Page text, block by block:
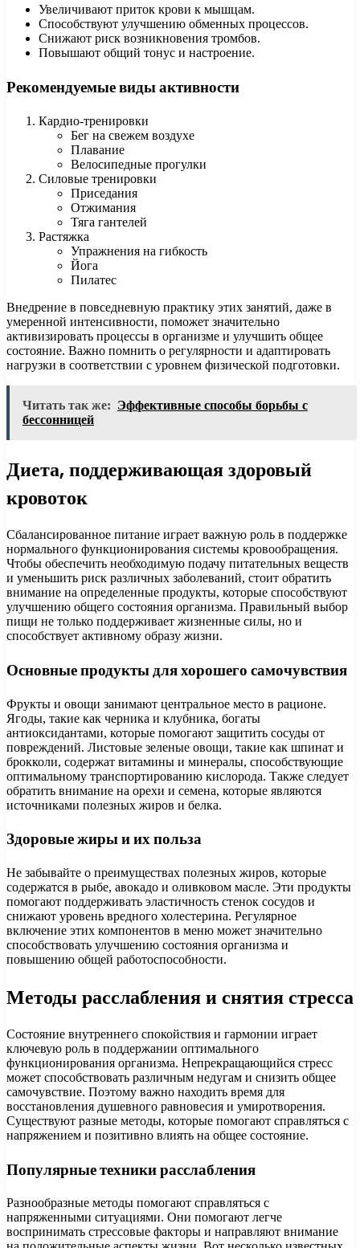
Увеличивают приток крови к мышцам.
Способствуют улучшению обменных процессов.
Снижают риск возникновения тромбов.
Повышают общий тонус и настроение.
Рекомендуемые виды активности
Кардио-тренировки
Бег на свежем воздухе
Плавание
Велосипедные прогулки
Силовые тренировки
Приседания
Отжимания
Тяга гантелей
Растяжка
Упражнения на гибкость
Йога
Пилатес
Внедрение в повседневную практику этих занятий, даже в
умеренной интенсивности, поможет значительно
активизировать процессы в организме и улучшить общее
состояние. Важно помнить о регулярности и адаптировать
нагрузки в соответствии с уровнем физической подготовки.
Читать так же: Эффективные способы борьбы с
бессонницей
Диета, поддерживающая здоровый
кровоток
Сбалансированное питание играет важную роль в поддержке
нормального функционирования системы кровообращения.
Чтобы обеспечить необходимую подачу питательных веществ
и уменьшить риск различных заболеваний, стоит обратить
внимание на определенные продукты, которые способствуют
улучшению общего состояния организма. Правильный выбор
пищи не только поддерживает жизненные силы, но и
способствует активному образу жизни.
Основные продукты для хорошего самочувствия
Фрукты и овощи занимают центральное место в рационе.
Ягоды, такие как черника и клубника, богаты
антиоксидантами, которые помогают защитить сосуды от
повреждений. Листовые зеленые овощи, такие как шпинат и
брокколи, содержат витамины и минералы, способствующие
оптимальному транспортированию кислорода. Также следует
обратить внимание на орехи и семена, которые являются
источниками полезных жиров и белка.
Здоровые жиры и их польза
Не забывайте о преимуществах полезных жиров, которые
содержатся в рыбе, авокадо и оливковом масле. Эти продукты
помогают поддерживать эластичность стенок сосудов и
снижают уровень вредного холестерина. Регулярное
включение этих компонентов в меню может значительно
способствовать улучшению состояния организма и
повышению общей работоспособности.
Методы расслабления и снятия стресса
Состояние внутреннего спокойствия и гармонии играет
ключевую роль в поддержании оптимального
функционирования организма. Непрекращающийся стресс
может способствовать различным недугам и снизить общее
самочувствие. Поэтому важно находить время для
восстановления душевного равновесия и умиротворения.
Существуют разные методы, которые помогают справляться с
напряжением и позитивно влиять на общее состояние.
Популярные техники расслабления
Разнообразные методы помогают справляться с
напряженными ситуациями. Они помогают легче
воспринимать стрессовые факторы и направляют внимание